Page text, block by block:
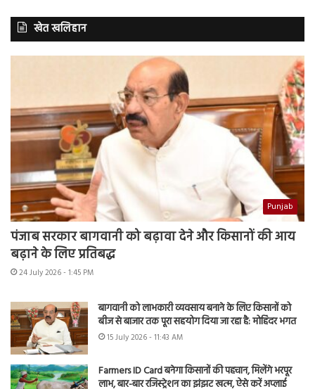
खेत खलिहान
Punjab
पंजाब सरकार बागवानी को बढ़ावा देने और किसानों की आय
बढ़ाने के लिए प्रतिबद्ध
24 July 2026 - 1:45 PM
बागवानी को लाभकारी व्यवसाय बनाने के लिए किसानों को
बीज से बाजार तक पूरा सहयोग दिया जा रहा है: मोहिंदर भगत
15 July 2026 - 11:43 AM
Farmers ID Card बनेगा किसानों की पहचान, मिलेंगे भरपूर
लाभ, बार-बार रजिस्ट्रेशन का झंझट खत्म, ऐसे करें अप्लाई